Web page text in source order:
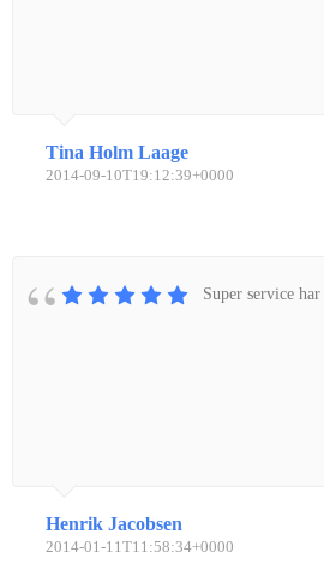
Tina Holm Laage
2014-09-10T19:12:39+0000
Super service
Henrik Jacobsen
2014-01-11T11:58:34+0000